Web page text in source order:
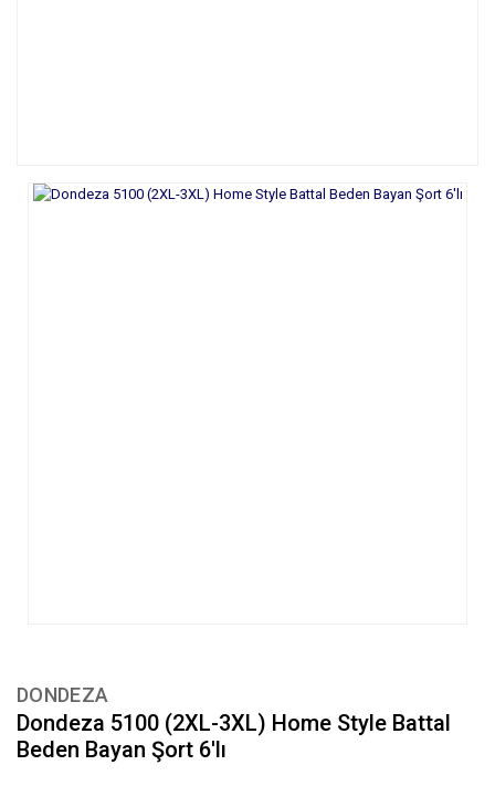
DONDEZA
Dondeza 5100 (2XL-3XL) Home Style Battal
Beden Bayan Şort 6'lı